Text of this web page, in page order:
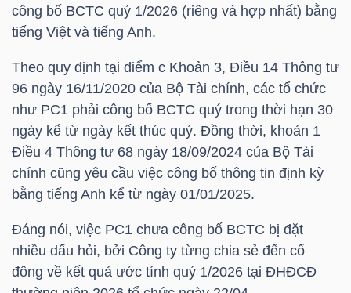
công bố BCTC quý 1/2026 (riêng và hợp nhất) bằng
tiếng Việt và tiếng Anh.
Theo quy định tại điểm c Khoản 3, Điều 14 Thông tư
96 ngày 16/11/2020 của Bộ Tài chính, các tổ chức
như PC1 phải công bố BCTC quý trong thời hạn 30
ngày kể từ ngày kết thúc quý. Đồng thời, khoản 1
Điều 4 Thông tư 68 ngày 18/09/2024 của Bộ Tài
chính cũng yêu cầu việc công bố thông tin định kỳ
bằng tiếng Anh kể từ ngày 01/01/2025.
Đáng nói, việc PC1 chưa công bố BCTC bị đặt
nhiều dấu hỏi, bởi Công ty từng chia sẻ đến cổ
đông về kết quả ước tính quý 1/2026 tại ĐHĐCĐ
CHÍNH
HÀNG
HÓA
KINH